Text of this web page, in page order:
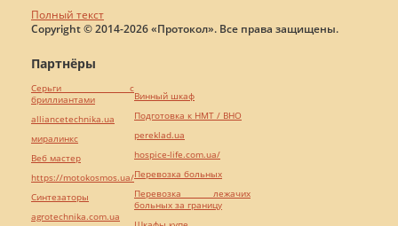
Полный текст
Copyright © 2014-2026 «Протокол». Все права защищены.
Партнёры
Серьги с
бриллиантами
alliancetechnika.ua
миралинкс
Веб мастер
https://motokosmos.ua/
Синтезаторы
agrotechnika.com.ua
Винный шкаф
Подготовка к НМТ / ВНО
pereklad.ua
hospice-life.com.ua/
Перевозка больных
Перевозка лежачих
больных за границу